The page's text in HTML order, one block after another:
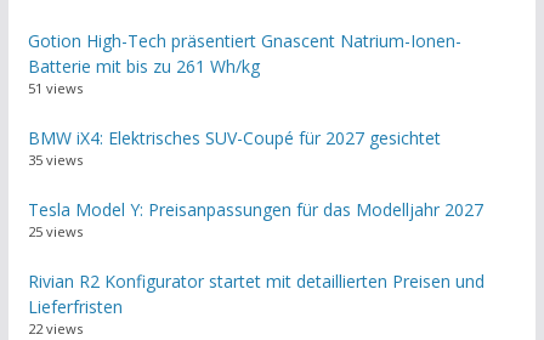
Gotion High-Tech präsentiert Gnascent Natrium-Ionen-
Batterie mit bis zu 261 Wh/kg
51 views
BMW iX4: Elektrisches SUV-Coupé für 2027 gesichtet
35 views
Tesla Model Y: Preisanpassungen für das Modelljahr 2027
25 views
Rivian R2 Konfigurator startet mit detaillierten Preisen und
Lieferfristen
22 views